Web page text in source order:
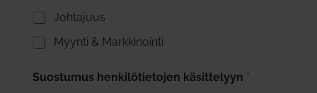
Johtajuus
Myynti & Markkinointi
Suostumus henkilötietojen käsittelyyn *